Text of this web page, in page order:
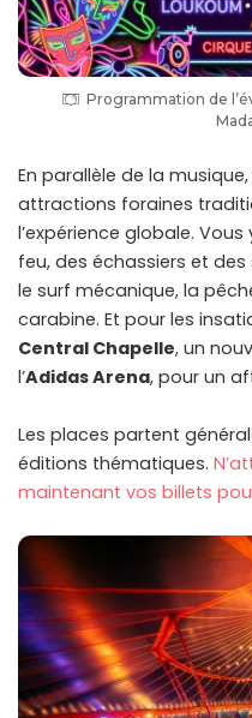
Programmation de
En parallèle de la
attractions foraines
l’expérience globale.
feu, des échassiers et
le surf mécanique, la
carabine. Et pour les
Central Chapelle, un
l’Adidas Arena, pour un
Les places partent
éditions thématiques.
maintenant vos billets